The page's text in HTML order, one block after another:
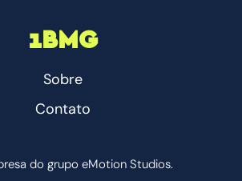
1BMG
Sobre
Contato
do grupo eMotion Studios.